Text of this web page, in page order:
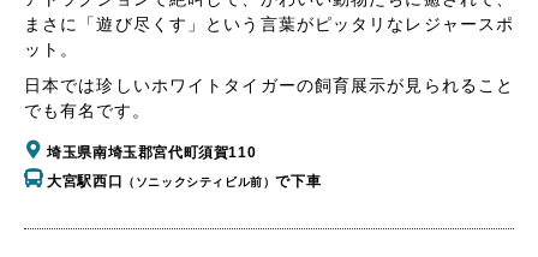
まさに「遊び尽くす」という言葉がピッタリなレジャースポ
ット。
日本では珍しいホワイトタイガーの飼育展示が見られること
でも有名です。
埼玉県南埼玉郡宮代町須賀110
大宮駅西口
（ソニックシティビル前）で下車